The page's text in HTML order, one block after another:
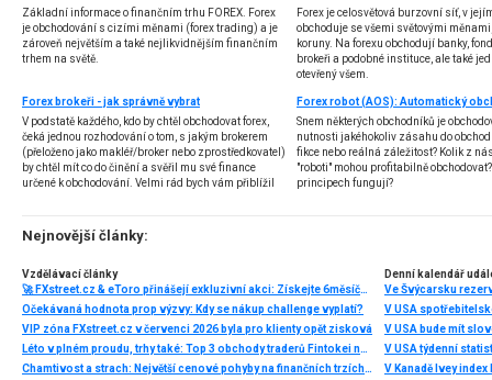
Základní informace o finančním trhu FOREX. Forex
je obchodování s cizími měnami (forex trading) a je
zároveň největším a také nejlikvidnějším finančním
trhem na světě.
Forex je celosvětová burzovní síť, v
obchoduje se všemi světovými
koruny. Na forexu obchodují banky,
brokeři a podobné instituce, ale také
otevřený všem.
Forex brokeři - jak správně vybrat
V podstatě každého, kdo by chtěl obchodovat forex,
čeká jednou rozhodování o tom, s jakým brokerem
(přeloženo jako makléř/broker nebo zprostředkovatel)
by chtěl mít co do činění a svěřil mu své finance
určené k obchodování. Velmi rád bych vám přiblížil
několik příkladů nejznámějších z nich.
Snem některých obchodníků je
nutnosti jakéhokoliv zásahu do
fikce nebo reálná záležitost? Kolik z
"roboti" mohou profitabilně
principech fungují?
Nejnovější články:
Vzdělávací články
🚀 FXstreet.cz & eToro přinášejí exkluzivní akci: Získejte 6měsíční členství ve VIP zóně ZDARMA
Očekávaná hodnota prop výzvy: Kdy se nákup challenge vyplatí?
VIP zóna FXstreet.cz v červenci 2026 byla pro klienty opět zisková
Léto v plném proudu, trhy také: Top 3 obchody traderů Fintokei na indexech a zlatě
Chamtivost a strach: Největší cenové pohyby na finančních trzích (červenec 2026)
Denní kalendář
Ve Švýcarsku
V USA
V USA bude mít
V USA týdenní
V Kanadě Ivey index